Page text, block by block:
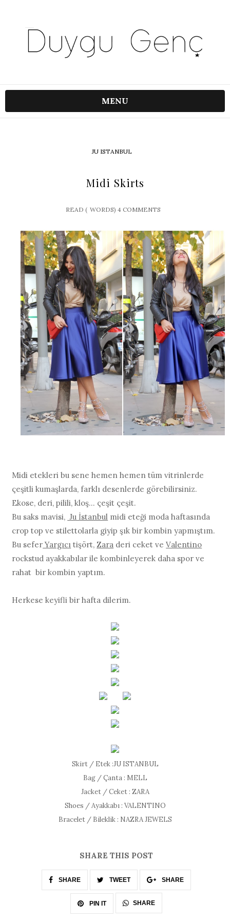
MENU
JU ISTANBUL
Midi Skirts
READ ( WORDS) 4 COMMENTS
Midi etekleri bu sene hemen hemen tüm vitrinlerde
çeşitli kumaşlarda, farklı desenlerde görebilirsiniz.
Ekose, deri, pilili, kloş... çeşit çeşit.
Bu saks mavisi, Ju İstanbul midi eteği moda haftasında
crop top ve stilettolarla giyip şık bir kombin yapmıştım.
Bu seferYargıcı tişört, Zara deri ceket veValentino
rockstud ayakkabılar ile kombinleyerek daha spor ve
rahat bir kombin yaptım.
Herkese keyifli bir hafta dilerim.
Skirt / Etek :JU ISTANBUL
Bag / Çanta : MELL
Jacket / Ceket : ZARA
Shoes / Ayakkabı : VALENTINO
Bracelet / Bileklik : NAZRA JEWELS
SHARE THIS POST
SHARE TWEET SHARE
PIN IT SHARE